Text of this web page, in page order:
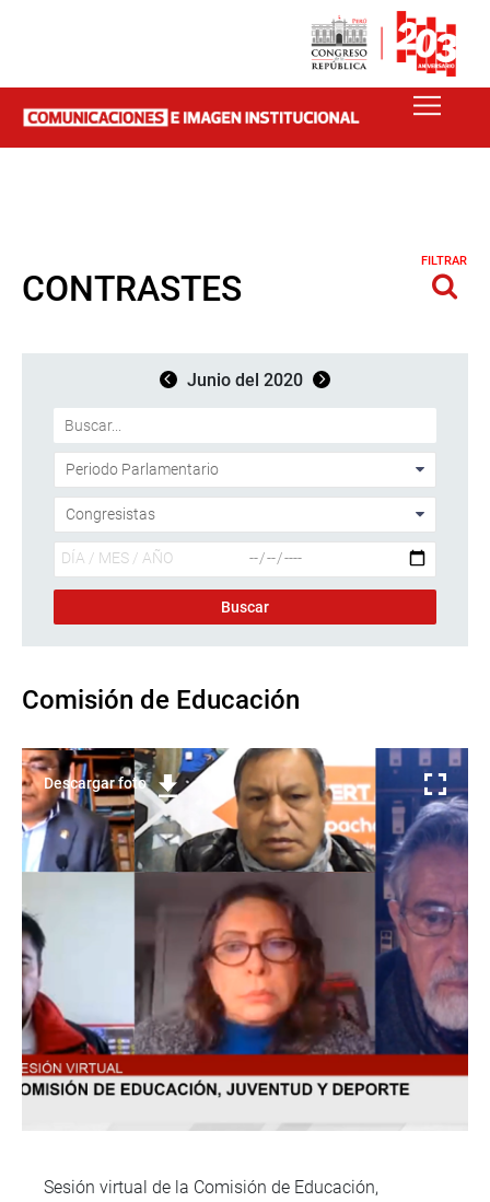
CONTRASTES
FILTRAR
Junio del 2020
Comisión de Educación
Descargar foto
Sesión virtual de la Comisión de Educación,